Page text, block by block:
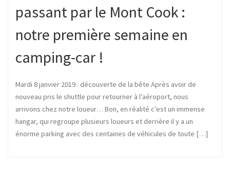
passant par le Mont Cook :
notre première semaine en
camping-car !
Mardi 8 janvier 2019 : découverte de la bête Après avoir de
nouveau pris le shuttle pour retourner à l’aéroport, nous
arrivons chez notre loueur… Bon, en réalité c’est un immense
hangar, qui regroupe plusieurs loueurs et derrière il y a un
énorme parking avec des centaines de véhicules de toute […]